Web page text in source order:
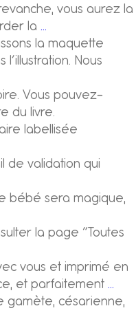
vous aurez la
la …
la maquette
Nous
Vous pouvez-
du livre.
labellisée
de validation qui
bébé sera magique,
la page “Toutes
vous et imprimé en
et parfaitement …
gamète, césarienne,